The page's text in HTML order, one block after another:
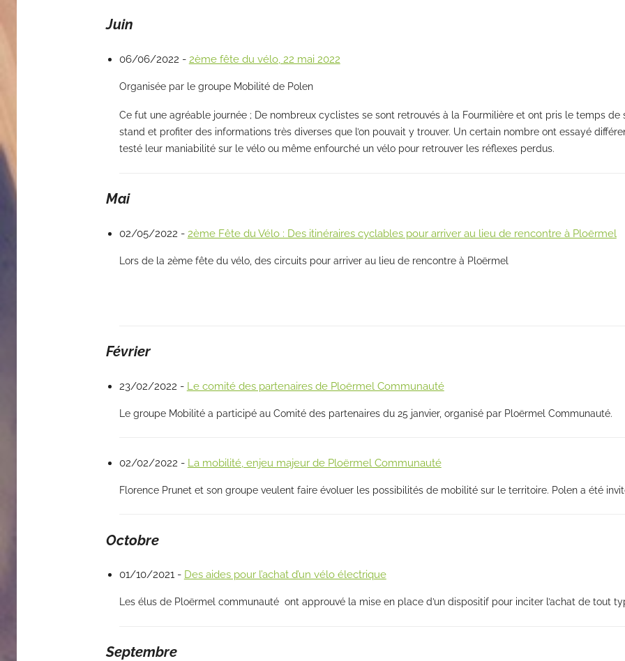
Juin
06/06/2022 - 2ème fête du vélo, 22 mai 2022
Organisée par le groupe Mobilité de Polen
Ce fut une agréable journée ; De nombreux cyclistes se sont retrouvés à la Fourmilière et ont pris le temps de
stand et profiter des informations très diverses que l’on pouvait y trouver. Un certain nombre ont essayé
testé leur maniabilité sur le vélo ou même enfourché un vélo pour retrouver les réflexes perdus.
Mai
02/05/2022 - 2ème Fête du Vélo : Des itinéraires cyclables pour arriver au lieu de rencontre à Ploërmel
Lors de la 2ème fête du vélo, des circuits pour arriver au lieu de rencontre à Ploërmel
Février
23/02/2022 - Le comité des partenaires de Ploërmel Communauté
Le groupe Mobilité a participé au Comité des partenaires du 25 janvier, organisé par Ploërmel Communauté.
02/02/2022 - La mobilité, enjeu majeur de Ploërmel Communauté
Florence Prunet et son groupe veulent faire évoluer les possibilités de mobilité sur le territoire. Polen a été
Octobre
01/10/2021 - Des aides pour l’achat d’un vélo électrique
Les élus de Ploërmel communauté ont approuvé la mise en place d’un dispositif pour inciter l’achat de tout
Septembre